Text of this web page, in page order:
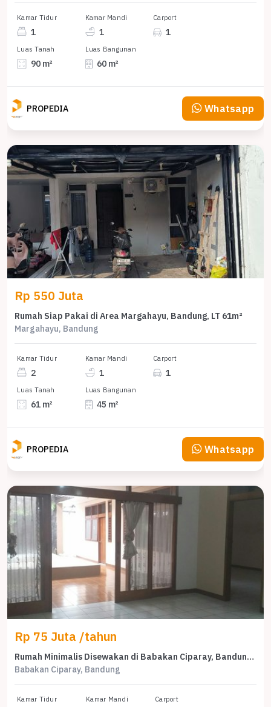
Kamar Tidur
1
Kamar Mandi
1
Carport
1
Luas Tanah
90 m²
Luas Bangunan
60 m²
PROPEDIA Whatsapp
Rp 550 Juta
Rumah Siap Pakai di Area Margahayu, Bandung, LT 61m²
Margahayu, Bandung
Kamar Tidur
2
Kamar Mandi
1
Carport
1
Luas Tanah
61 m²
Luas Bangunan
45 m²
PROPEDIA Whatsapp
Rp 75 Juta /tahun
Rumah Minimalis Disewakan di Babakan Ciparay, Bandung, Harga Ekonomis
Babakan Ciparay, Bandung
Kamar Tidur Kamar Mandi Carport